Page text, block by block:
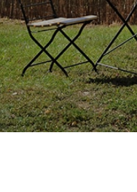
Densité 800 g/m²
Ref. 352539 | Dim : 1
Ref. 352540 | Dim : 1,5
Ref. 1352541 | Dim : 2